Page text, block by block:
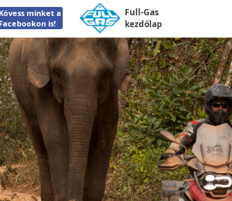
Kövess minket a
Facebookon is!
Full-Gas
kezdőlap